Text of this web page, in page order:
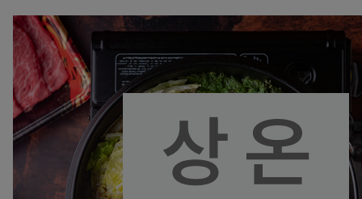
스키야끼타레 1.8L
20,300원